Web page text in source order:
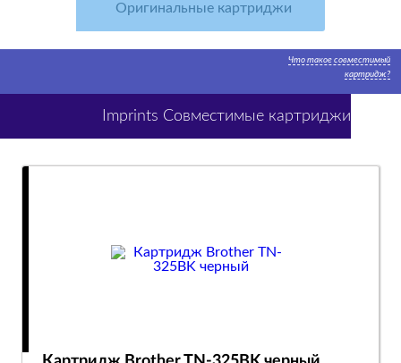
Оригинальные картриджи
Что такое совместимый
картридж?
Imprints Совместимые картриджи